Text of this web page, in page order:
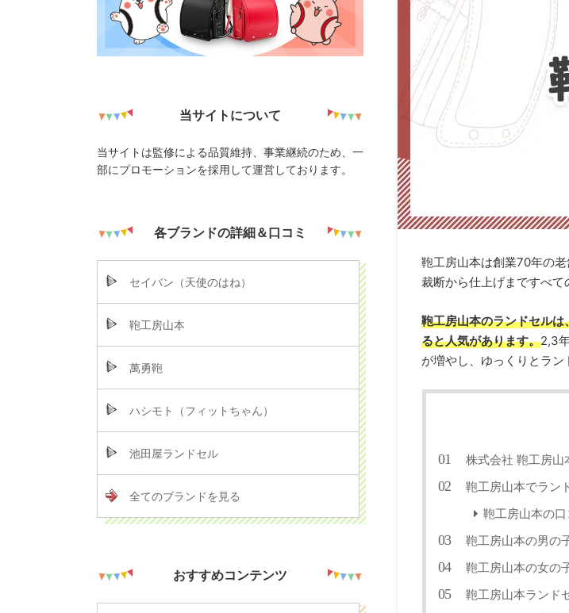
鞄工房山本は創業70年の
裁断から仕上げまですべて
鞄工房山本のランドセル
ると人気があります。2,3
が増やし、ゆっくりとラン
株式会社 鞄工房山
鞄工房山本でラン
鞄工房山本の
鞄工房山本の男の
鞄工房山本の女の
鞄工房山本ランド
当サイトについて
当サイトは監修による品質維持、事業継続のため、一
部にプロモーションを採用して運営しております。
各ブランドの詳細＆口コミ
セイバン（天使のはね）
鞄工房山本
萬勇鞄
ハシモト（フィットちゃん）
池田屋ランドセル
全てのブランドを見る
おすすめコンテンツ